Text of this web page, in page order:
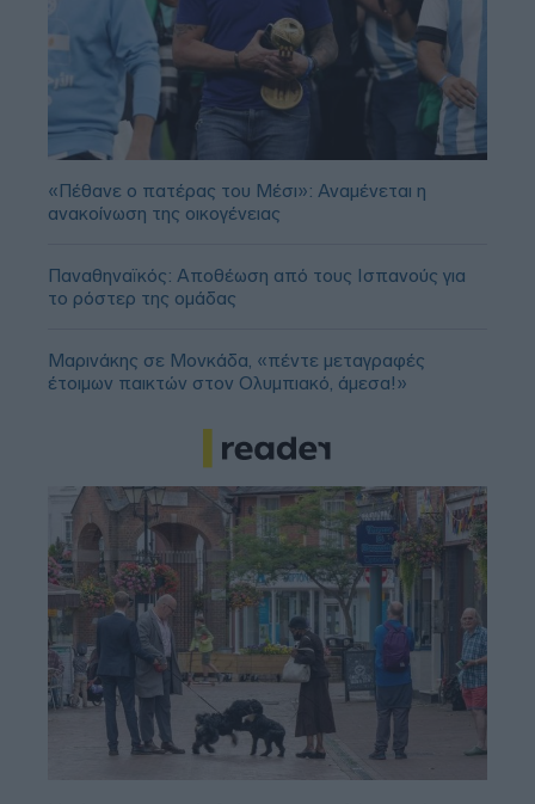
«Πέθανε ο πατέρας του Μέσι»: Αναμένεται η
ανακοίνωση της οικογένειας
Παναθηναϊκός: Αποθέωση από τους Ισπανούς για
το ρόστερ της ομάδας
Μαρινάκης σε Μονκάδα, «πέντε μεταγραφές
έτοιμων παικτών στον Ολυμπιακό, άμεσα!»